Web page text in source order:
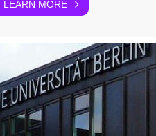
LEARN MORE